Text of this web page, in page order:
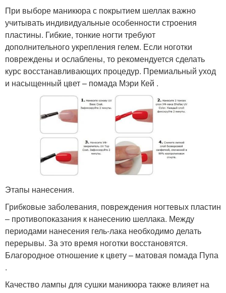
При выборе маникюра с покрытием шеллак важно
учитывать индивидуальные особенности строения
пластины. Гибкие, тонкие ногти требуют
дополнительного укрепления гелем. Если ноготки
повреждены и ослаблены, то рекомендуется сделать
курс восстанавливающих процедур. Премиальный уход
и насыщенный цвет – помада Мэри Кей .
Этапы нанесения.
Грибковые заболевания, повреждения ногтевых пластин
– противопоказания к нанесению шеллака. Между
периодами нанесения гель-лака необходимо делать
перерывы. За это время ноготки восстановятся.
Благородное отношение к цвету – матовая помада Пупа
.
Качество лампы для сушки маникюра также влияет на